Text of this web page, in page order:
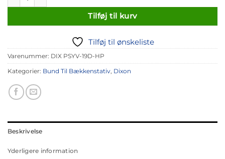
Tilføj til kurv
Tilføj til ønskeliste
Varenummer: DIX PSYV-19D-HP
Kategorier: Bund Til Bækkenstativ Dixon
Beskrivelse
Yderligere information